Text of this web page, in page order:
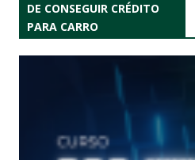
DE CONSEGUIR CRÉDITO
PARA CARRO